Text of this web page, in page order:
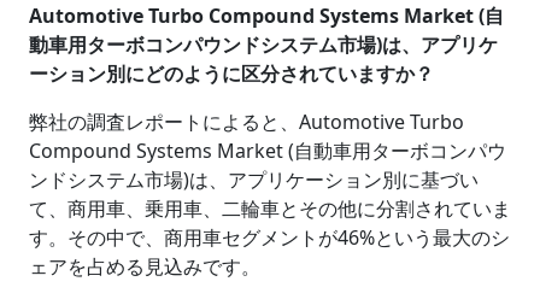
Automotive Turbo Compound Systems Market (自
動車用ターボコンパウンドシステム市場)は、アプリケ
ーション別にどのように区分されていますか？
弊社の調査レポートによると、Automotive Turbo
Compound Systems Market (自動車用ターボコンパウ
ンドシステム市場)は、アプリケーション別に基づい
て、商用車、乗用車、二輪車とその他に分割されていま
す。その中で、商用車セグメントが46%という最大のシ
ェアを占める見込みです。